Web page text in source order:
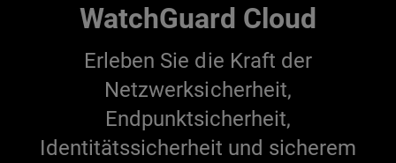
WatchGuard Cloud
Erleben Sie die Kraft der
Netzwerksicherheit,
Endpunktsicherheit,
Identitätssicherheit und sicherem